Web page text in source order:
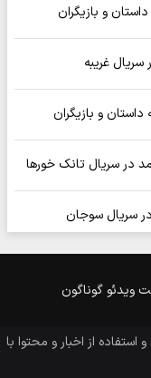
و بازیگران
غریبه
و بازیگران
در سریال تانک خورها
در سریال سوجان
ویدئو گوناگون
استفاده از اخبار و محتوا با